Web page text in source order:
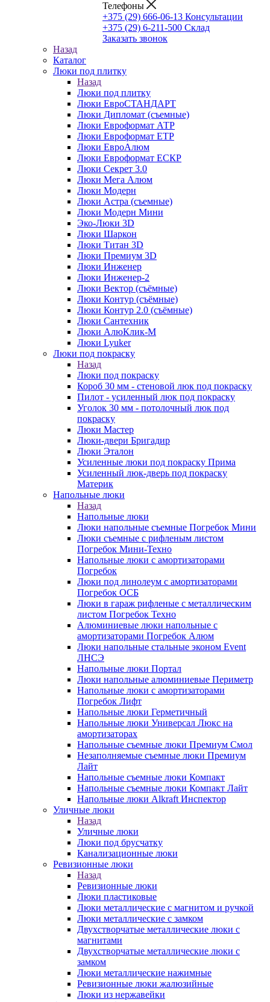
Телефоны
+375 (29) 666-06-13 Консультации
+375 (29) 6-211-500 Склад
Заказать звонок
Назад
Каталог
Люки под плитку
Назад
Люки под плитку
Люки ЕвроСТАНДАРТ
Люки Дипломат (съемные)
Люки Евроформат АТР
Люки Евроформат ЕТР
Люки ЕвроАлюм
Люки Евроформат ЕСКР
Люки Секрет 3.0
Люки Мега Алюм
Люки Модерн
Люки Астра (съемные)
Люки Модерн Мини
Эко-Люки 3D
Люки Шаркон
Люки Титан 3D
Люки Премиум 3D
Люки Инженер
Люки Инженер-2
Люки Вектор (съёмные)
Люки Контур (съёмные)
Люки Контур 2.0 (съёмные)
Люки Сантехник
Люки АлюКлик-М
Люки Lyuker
Люки под покраску
Назад
Люки под покраску
Короб 30 мм - стеновой люк под покраску
Пилот - усиленный люк под покраску
Уголок 30 мм - потолочный люк под
покраску
Люки Мастер
Люки-двери Бригадир
Люки Эталон
Усиленные люки под покраску Прима
Усиленный люк-дверь под покраску
Материк
Напольные люки
Назад
Напольные люки
Люки напольные съемные Погребок Мини
Люки съемные с рифленым листом
Погребок Мини-Техно
Напольные люки с амортизаторами
Погребок
Люки под линолеум с амортизаторами
Погребок ОСБ
Люки в гараж рифленые с металлическим
листом Погребок Техно
Алюминиевые люки напольные с
амортизаторами Погребок Алюм
Люки напольные стальные эконом Event
ЛНСЭ
Напольные люки Портал
Люки напольные алюминиевые Периметр
Напольные люки с амортизаторами
Погребок Лифт
Напольные люки Герметичный
Напольные люки Универсал Люкс на
амортизаторах
Напольные съемные люки Премиум Смол
Незаполняемые съемные люки Премиум
Лайт
Напольные съемные люки Компакт
Напольные съемные люки Компакт Лайт
Напольные люки Alkraft Инспектор
Уличные люки
Назад
Уличные люки
Люки под брусчатку
Канализационные люки
Ревизионные люки
Назад
Ревизионные люки
Люки пластиковые
Люки металлические с магнитом и ручкой
Люки металлические с замком
Двухстворчатые металлические люки с
магнитами
Двухстворчатые металлические люки с
замком
Люки металлические нажимные
Ревизионные люки жалюзийные
Люки из нержавейки